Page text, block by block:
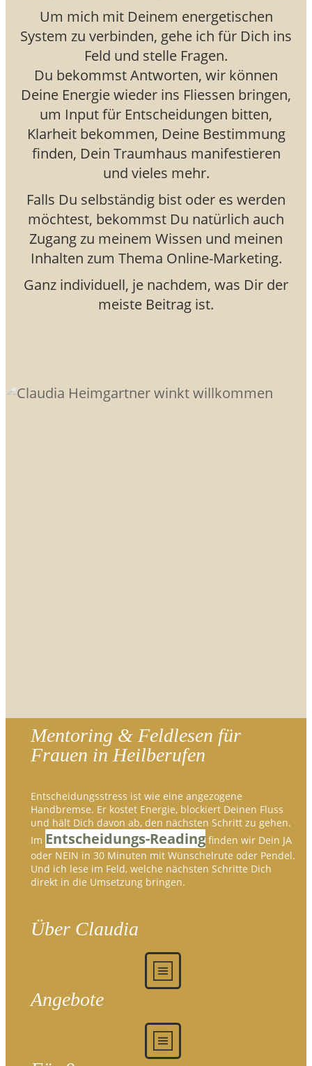
Um mich mit Deinem energetischen
System zu verbinden, gehe ich für Dich ins
Feld und stelle Fragen.
Du bekommst Antworten, wir können
Deine Energie wieder ins Fliessen bringen,
um Input für Entscheidungen bitten,
Klarheit bekommen, Deine Bestimmung
finden, Dein Traumhaus manifestieren
und vieles mehr.
Falls Du selbständig bist oder es werden
möchtest, bekommst Du natürlich auch
Zugang zu meinem Wissen und meinen
Inhalten zum Thema Online-Marketing.
Ganz individuell, je nachdem, was Dir der
meiste Beitrag ist.
Mentoring & Feldlesen für
Frauen in Heilberufen
Entscheidungsstress ist wie eine angezogene
Handbremse. Er kostet Energie, blockiert Deinen Fluss
und hält Dich davon ab, den nächsten Schritt zu gehen.
Im Entscheidungs-Reading finden wir Dein JA
oder NEIN in 30 Minuten mit Wünschelrute oder Pendel.
Und ich lese im Feld, welche nächsten Schritte Dich
direkt in die Umsetzung bringen.
Über Claudia
Angebote